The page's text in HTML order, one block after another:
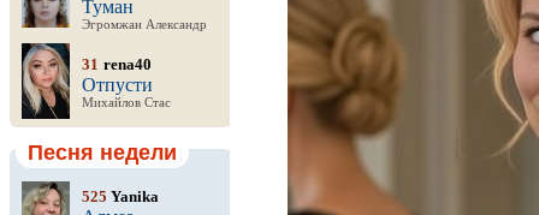
Туман
Эгромжан Александр
31 rena40
Отпусти
Михайлов Стас
Песня недели
525 Yanika